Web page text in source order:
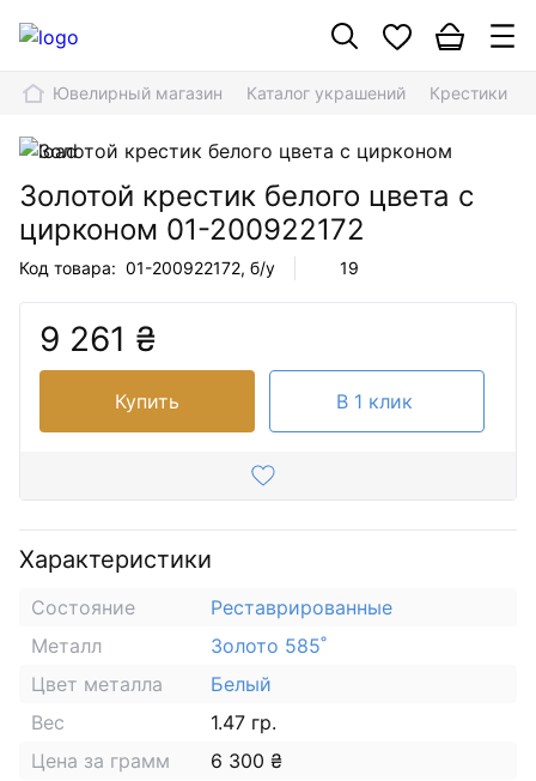
Ювелирный магазин Каталог украшений Крестики
Золотой крестик белого цвета с
цирконом 01-200922172
Код товара: 01-200922172, б/у 19
9 261 ₴
Купить В 1 клик
Характеристики
Состояние
Реставрированные
Металл
Золото 585˚
Цвет металла
Белый
Вес
1.47 гр.
Цена за грамм
6 300 ₴